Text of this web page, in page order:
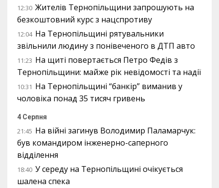
12:30 Жителів Тернопільщини запрошують на
безкоштовний курс з нацспротиву
12:04 На Тернопільщині рятувальники
звільнили людину з понівеченого в ДТП авто
11:23 На щиті повертається Петро Федів з
Тернопільщини: майже рік невідомості та надії
10:31 На Тернопільщині “банкір” виманив у
чоловіка понад 35 тисяч гривень
4 Серпня
21:45 На війні загинув Володимир Паламарчук:
був командиром інженерно-саперного
відділення
18:40 У середу на Тернопільщині очікується
шалена спека